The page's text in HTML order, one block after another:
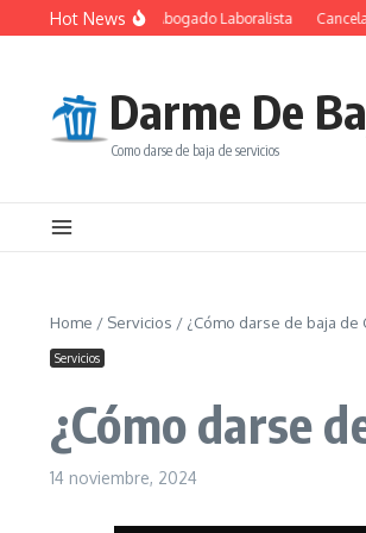
Saltar al contenido
Hot Newsde un Abogado Laboralista Cancelar
Darme De
Como darse de baja de servicios
Home / Servicios / ¿Cómo darse de baja
Servicios
¿Cómo darse
14 noviembre, 2024